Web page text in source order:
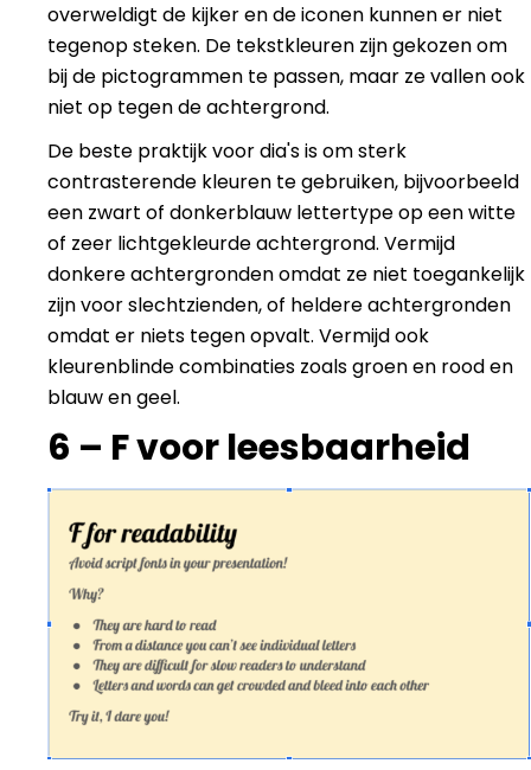
overweldigt de kijker en de iconen kunnen er niet
tegenop steken. De tekstkleuren zijn gekozen om
bij de pictogrammen te passen, maar ze vallen ook
niet op tegen de achtergrond.
De beste praktijk voor dia's is om sterk
contrasterende kleuren te gebruiken, bijvoorbeeld
een zwart of donkerblauw lettertype op een witte
of zeer lichtgekleurde achtergrond. Vermijd
donkere achtergronden omdat ze niet toegankelijk
zijn voor slechtzienden, of heldere achtergronden
omdat er niets tegen opvalt. Vermijd ook
kleurenblinde combinaties zoals groen en rood en
blauw en geel.
6 – F voor leesbaarheid